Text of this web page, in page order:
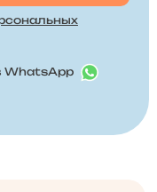
WhatsApp